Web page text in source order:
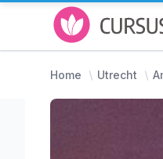
Home Utrecht